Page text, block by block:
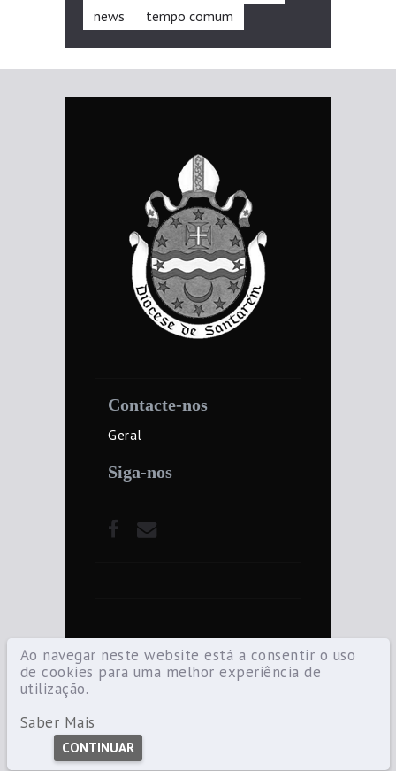
Ao navegar neste website está a consentir o uso
de cookies para uma melhor experiência de
utilização.
Saber Mais
CONTINUAR
news
tempo comum
Contacte-nos
Geral
Siga-nos
©2021 Diocese de Santarém — Todos os
direitos reservados.